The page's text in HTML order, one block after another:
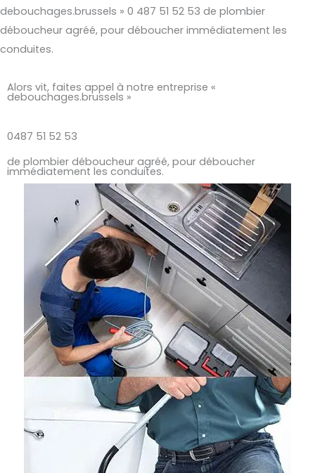
debouchages.brussels » 0 487 51 52 53 de plombier
déboucheur agréé, pour déboucher immédiatement les
conduites.
Alors vit, faites appel à notre entreprise «
debouchages.brussels »
0487 51 52 53
de plombier déboucheur agréé, pour déboucher
immédiatement les conduites.